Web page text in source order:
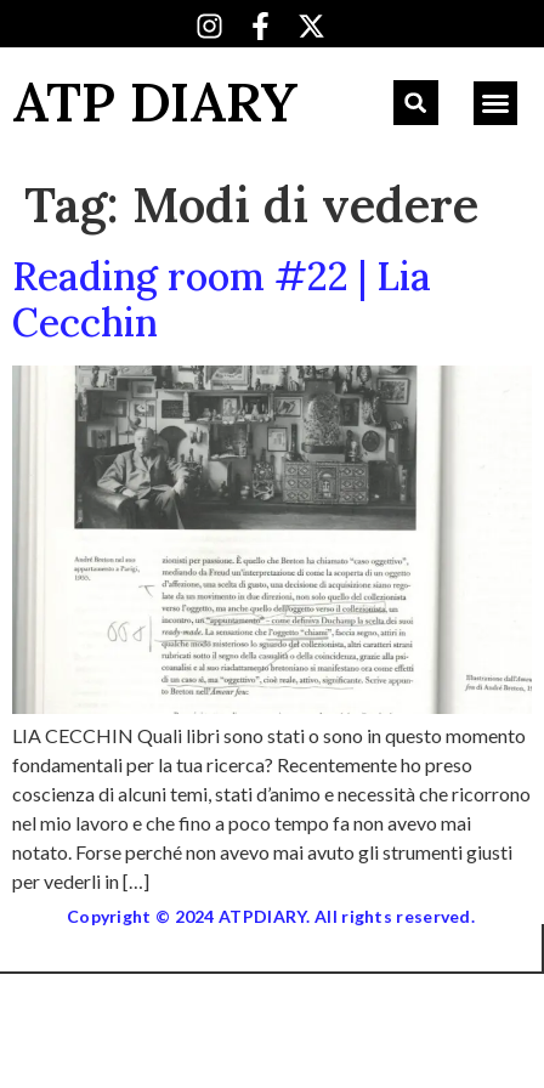
ATP DIARY
Tag: Modi di vedere
Reading room #22 | Lia
Cecchin
LIA CECCHIN Quali libri sono stati o sono in questo momento
fondamentali per la tua ricerca? Recentemente ho preso
coscienza di alcuni temi, stati d’animo e necessità che ricorrono
nel mio lavoro e che fino a poco tempo fa non avevo mai
notato. Forse perché non avevo mai avuto gli strumenti giusti
per vederli in […]
Copyright © 2024 ATPDIARY. All rights reserved.